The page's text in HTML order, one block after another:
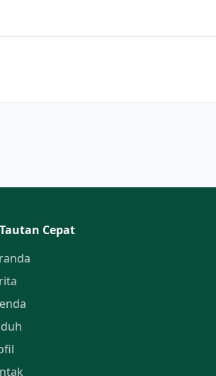
Tautan Cepat